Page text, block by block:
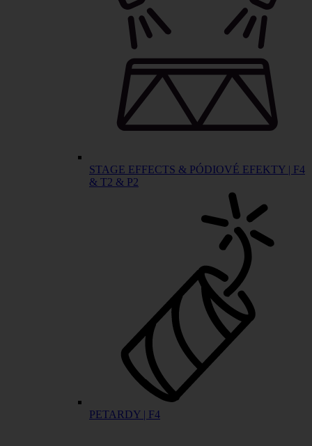
STAGE EFFECTS & PÓDIOVÉ EFEKTY | F4
& T2 & P2
PETARDY | F4